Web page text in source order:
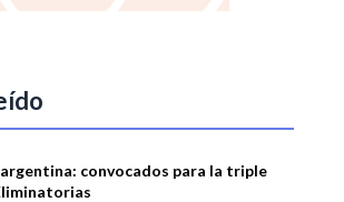
convocados para la triple